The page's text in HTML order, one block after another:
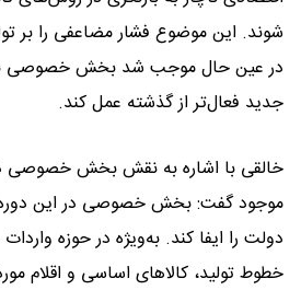
شوند. این موضوع فشار مضاعفی را بر
در عین حال موجب شد بخش خصوصی
جدید فعال‌تر از گذشته عمل کند.
خالقی با اشاره به نقش بخش خصوصی
موجود گفت: بخش خصوصی در این
دولت را ایفا کند. به‌ویژه در حوزه واردات
خطوط تولید، کالاهای اساسی و اقلام